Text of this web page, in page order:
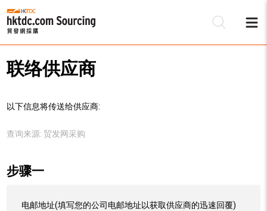
联络供应商
以下信息将传送给供应商:
查询来源: 贸发网采购
步骤一
电邮地址(填写您的公司电邮地址以获取供应商的迅速回覆)